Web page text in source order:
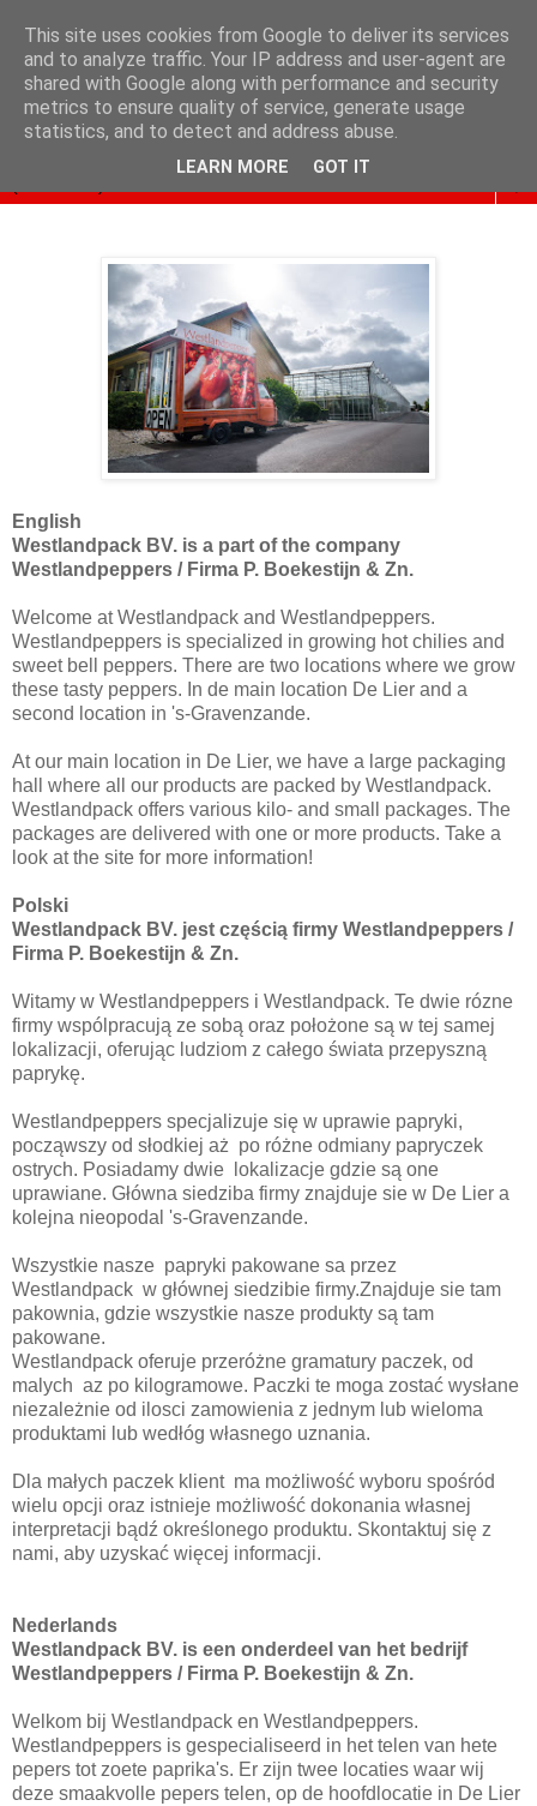
English
Westlandpack BV. is a part of the company
Westlandpeppers / Firma P. Boekestijn & Zn.
Welcome at Westlandpack and Westlandpeppers.
Westlandpeppers is specialized in growing hot chilies and
sweet bell peppers. There are two locations where we grow
these tasty peppers. In de main location De Lier and a
second location in 's-Gravenzande.
At our main location in De Lier, we have a large packaging
hall where all our products are packed by Westlandpack.
Westlandpack offers various kilo- and small packages. The
packages are delivered with one or more products. Take a
look at the site for more information!
Polski
Westlandpack BV. jest częścią firmy Westlandpeppers /
Firma P. Boekestijn & Zn.
Witamy w Westlandpeppers i Westlandpack. Te dwie rózne
firmy wspólpracują ze sobą oraz położone są w tej samej
lokalizacji, oferując ludziom z całego świata przepyszną
paprykę.
Westlandpeppers specjalizuje się w uprawie papryki,
począwszy od słodkiej aż po różne odmiany papryczek
ostrych. Posiadamy dwie lokalizacje gdzie są one
uprawiane. Główna siedziba firmy znajduje sie w De Lier a
kolejna nieopodal 's-Gravenzande.
Wszystkie nasze papryki pakowane sa przez
Westlandpack w głównej siedzibie firmy.Znajduje sie tam
pakownia, gdzie wszystkie nasze produkty są tam
pakowane.
Westlandpack oferuje przeróżne gramatury paczek, od
malych az po kilogramowe. Paczki te moga zostać wysłane
niezależnie od ilosci zamowienia z jednym lub wieloma
produktami lub wedłóg własnego uznania.
Dla małych paczek klient ma możliwość wyboru spośród
wielu opcji oraz istnieje możliwość dokonania własnej
interpretacji bądź określonego produktu. Skontaktuj się z
nami, aby uzyskać więcej informacji.
Nederlands
Westlandpack BV. is een onderdeel van het bedrijf
Westlandpeppers / Firma P. Boekestijn & Zn.
Welkom bij Westlandpack en Westlandpeppers.
Westlandpeppers is gespecialiseerd in het telen van hete
pepers tot zoete paprika's. Er zijn twee locaties waar wij
deze smaakvolle pepers telen, op de hoofdlocatie in De Lier
This site uses cookies from Google to deliver its services
and to analyze traffic. Your IP address and user-agent are
shared with Google along with performance and security
metrics to ensure quality of service, generate usage
statistics, and to detect and address abuse.
LEARN MORE GOT IT